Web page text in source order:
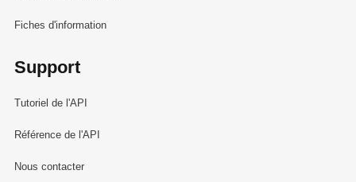
Fiches d'information
Support
Tutoriel de l'API
Référence de l'API
Nous contacter